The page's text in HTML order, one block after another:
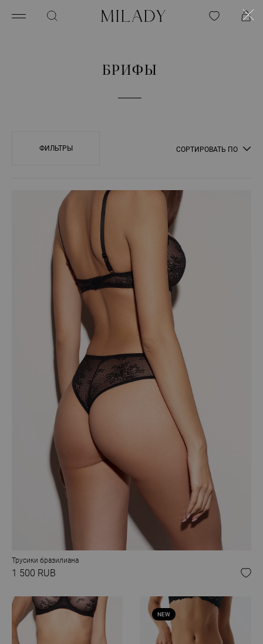
БРИФЫ
ФИЛЬТРЫ СОРТИРОВАТЬ ПО
Трусики бразилиана
1 500 RUB
NEW